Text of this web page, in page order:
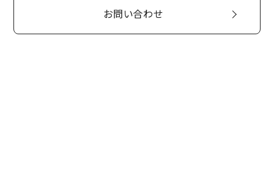
お問い合わせ